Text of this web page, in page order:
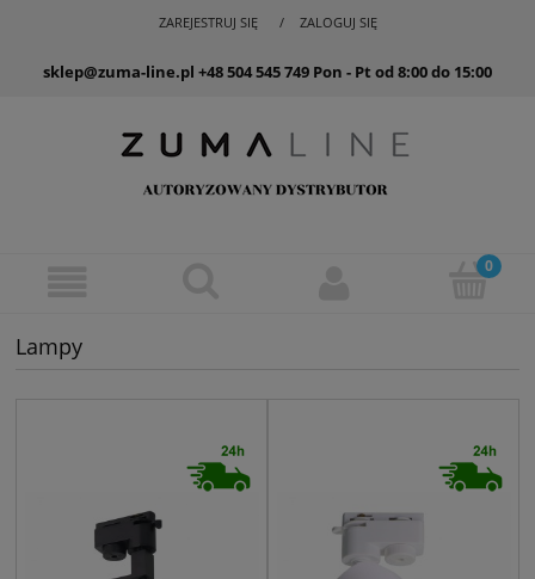
ZAREJESTRUJ SIĘ ZALOGUJ SIĘ
sklep@zuma-line.pl +48 504 545 749 Pon - Pt od 8:00 do 15:00
Lampy